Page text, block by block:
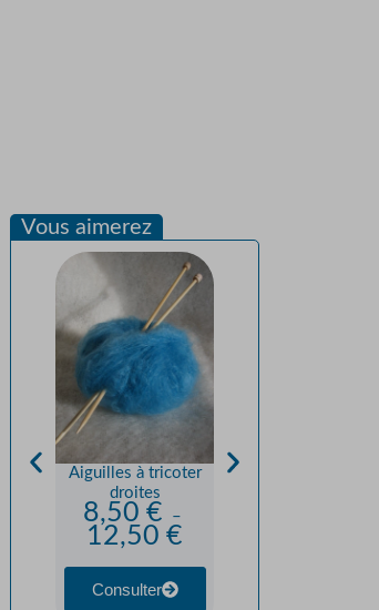
Vous aimerez
Aiguilles à tricoter
droites
8,50€ –
12,50€
Consulter
Châle “Biquette” —